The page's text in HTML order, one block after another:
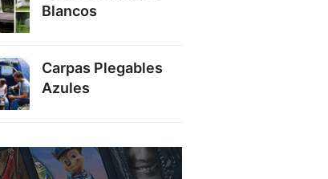
Blancos
Carpas Plegables
Azules